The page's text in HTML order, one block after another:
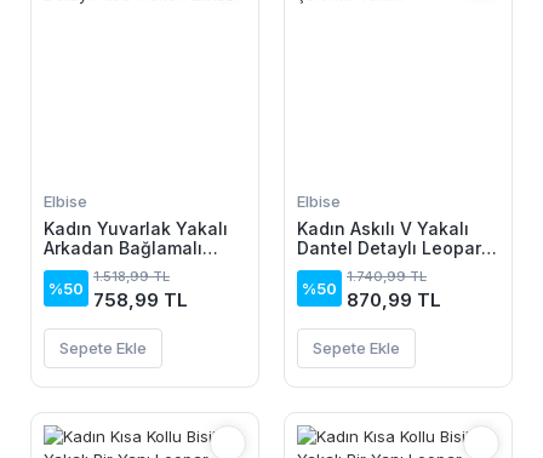
Elbise
Kadın Yuvarlak Yakalı
Arkadan Bağlamalı
Düğme Detaylı
Asimetrik Kesim Detaylı
Kısa Viskon Elbise
%50
1.518,99 TL
758,99 TL
Sepete Ekle
Elbise
Kadın Askılı V Yakalı
Dantel Detaylı Leopar
Desenli Süprem Atlet
Ve şort Ikili Takım
%50
1.740,99 TL
870,99 TL
Sepete Ekle